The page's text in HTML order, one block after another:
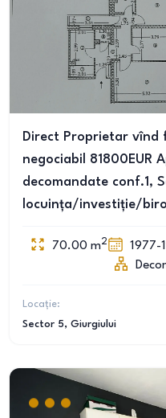
Direct Proprietar vînd
negociabil 81800EUR
decomandate conf.1,
locuința/investiție/
70.00 m2 1977-
Locație:
Sector 5, Giurgiului